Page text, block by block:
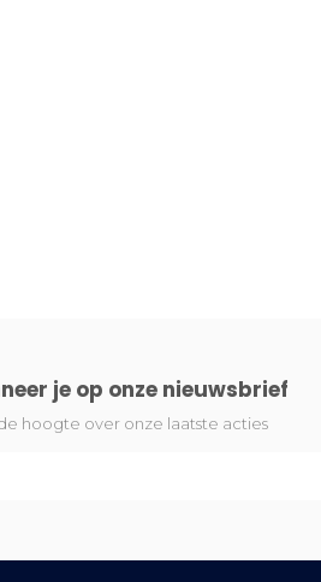
je op onze nieuwsbrief
hoogte over onze laatste acties